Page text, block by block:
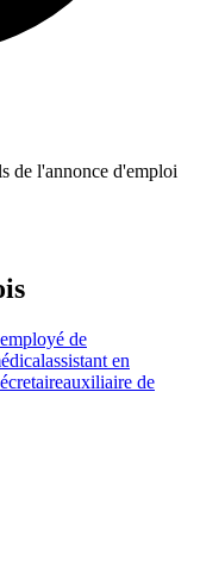
de l'annonce d'emploi
employé de
assistant en
auxiliaire de